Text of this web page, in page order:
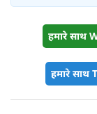
हमारे साथ
हमारे साथ